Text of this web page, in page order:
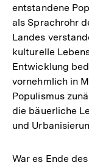
entstandene
als Sprachrohr
Landes
kulturelle
Entwicklung
vornehmlich in
Populismus
die bäuerliche
und
War es Ende